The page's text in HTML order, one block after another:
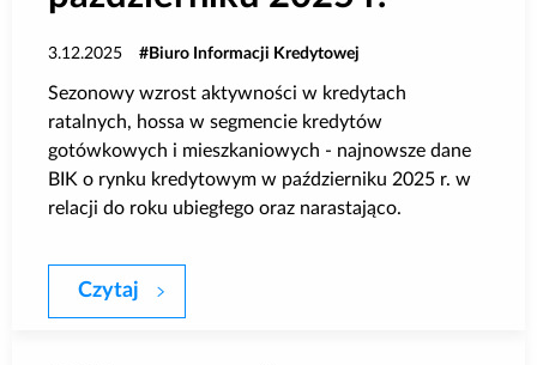
3.12.2025 Biuro Informacji Kredytowej
Sezonowy wzrost aktywności w kredytach
ratalnych, hossa w segmencie kredytów
gotówkowych i mieszkaniowych - najnowsze dane
BIK o rynku kredytowym w październiku 2025 r. w
relacji do roku ubiegłego oraz narastająco.
Czytaj BIK: Dane o rynku kredytowym w